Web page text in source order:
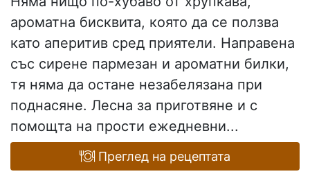
ароматна бисквита, която да се ползва
като аперитив сред приятели. Направена
със сирене пармезан и ароматни билки,
тя няма да остане незабелязана при
поднасяне. Лесна за приготвяне и с
помощта на прости ежедневни...
Преглед на рецептата